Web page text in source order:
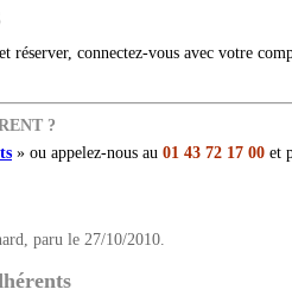
réserver, connectez-vous avec votre
?
» ou appelez-nous au 01 43 72 17 00 et
paru le 27/10/2010.